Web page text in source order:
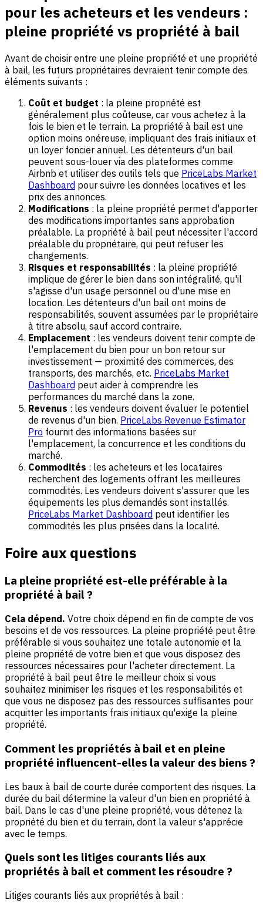
pour les acheteurs et les vendeurs :
pleine propriété vs propriété à bail
Avant de choisir entre une pleine propriété et une propriété
à bail, les futurs propriétaires devraient tenir compte des
éléments suivants :
Coût et budget : la pleine propriété est
généralement plus coûteuse, car vous achetez à la
fois le bien et le terrain. La propriété à bail est une
option moins onéreuse, impliquant des frais initiaux et
un loyer foncier annuel. Les détenteurs d'un bail
peuvent sous-louer via des plateformes comme
Airbnb et utiliser des outils tels que PriceLabs Market
Dashboard pour suivre les données locatives et les
prix des annonces.
Modifications : la pleine propriété permet d'apporter
des modifications importantes sans approbation
préalable. La propriété à bail peut nécessiter l'accord
préalable du propriétaire, qui peut refuser les
changements.
Risques et responsabilités : la pleine propriété
implique de gérer le bien dans son intégralité, qu'il
s'agisse d'un usage personnel ou d'une mise en
location. Les détenteurs d'un bail ont moins de
responsabilités, souvent assumées par le propriétaire
à titre absolu, sauf accord contraire.
Emplacement : les vendeurs doivent tenir compte de
l'emplacement du bien pour un bon retour sur
investissement — proximité des commerces, des
transports, des marchés, etc. PriceLabs Market
Dashboard peut aider à comprendre les
performances du marché dans la zone.
Revenus : les vendeurs doivent évaluer le potentiel
de revenus d'un bien. PriceLabs Revenue Estimator
Pro fournit des informations basées sur
l'emplacement, la concurrence et les conditions du
marché.
Commodités : les acheteurs et les locataires
recherchent des logements offrant les meilleures
commodités. Les vendeurs doivent s'assurer que les
équipements les plus demandés sont installés.
PriceLabs Market Dashboard peut identifier les
commodités les plus prisées dans la localité.
Foire aux questions
La pleine propriété est-elle préférable à la
propriété à bail ?
Cela dépend. Votre choix dépend en fin de compte de vos
besoins et de vos ressources. La pleine propriété peut être
préférable si vous souhaitez une totale autonomie et la
pleine propriété de votre bien et que vous disposez des
ressources nécessaires pour l'acheter directement. La
propriété à bail peut être le meilleur choix si vous
souhaitez minimiser les risques et les responsabilités et
que vous ne disposez pas des ressources suffisantes pour
acquitter les importants frais initiaux qu'exige la pleine
propriété.
Comment les propriétés à bail et en pleine
propriété influencent-elles la valeur des biens ?
Les baux à bail de courte durée comportent des risques. La
durée du bail détermine la valeur d'un bien en propriété à
bail. Dans le cas d'une pleine propriété, vous détenez la
propriété du bien et du terrain, dont la valeur s'apprécie
avec le temps.
Quels sont les litiges courants liés aux
propriétés à bail et comment les résoudre ?
Litiges courants liés aux propriétés à bail :